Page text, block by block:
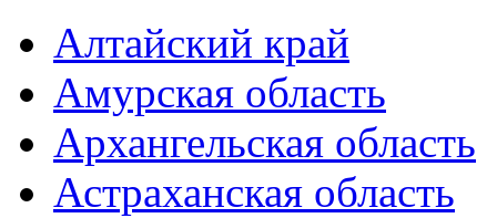
Алтайский край
Амурская область
Архангельская область
Астраханская область